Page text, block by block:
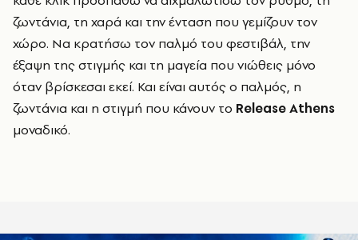
ζωντάνια, τη χαρά και την ένταση που γεμίζουν τον
χώρο. Να κρατήσω τον παλμό του φεστιβάλ, την
έξαψη της στιγμής και τη μαγεία που νιώθεις μόνο
όταν βρίσκεσαι εκεί. Και είναι αυτός ο παλμός, η
ζωντάνια και η στιγμή που κάνουν το Release Athens
μοναδικό.